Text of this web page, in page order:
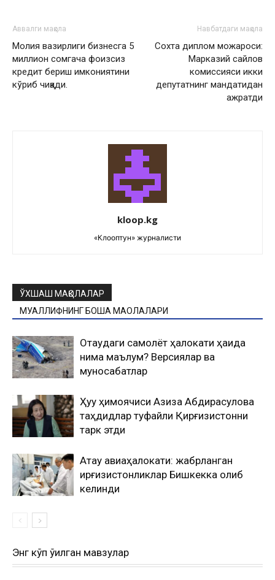
Аввалги мақола
Молия вазирлиги бизнесга 5
миллион сомгача фоизсиз
кредит бериш имкониятини
кўриб чиқади.
Навбатдаги мақола
Сохта диплом можароси:
Марказий сайлов
комиссияси икки
депутатнинг мандатидан
ажратди
kloop.kg
«Клооптун» журналисти
ЎХШАШ МАҚОЛАЛАР
МУАЛЛИФНИНГ БОШҚА МАҚОЛАЛАРИ
Оқтаудаги самолёт ҳалокати ҳақида
нима маълум? Версиялар ва
муносабатлар
Ҳуқуқ ҳимоячиси Азиза Абдирасулова
таҳдидлар туфайли Қирғизистонни
тарк этди
Ақтау авиаҳалокати: жабрланган
қирғизистонликлар Бишкекка олиб
келинди
Энг кўп ўқилган мавзулар